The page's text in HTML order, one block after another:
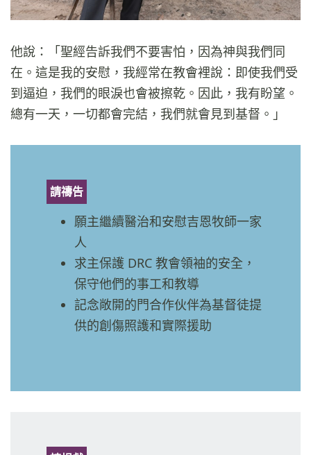
他說：「聖經告訴我們不要害怕，因為神與我們同
在。這是我的安慰，我經常在教會裡說：即使我們受
到逼迫，我們的眼淚也會被擦乾。因此，我有盼望。
總有一天，一切都會完結，我們就會見到基督。」
請禱告
願主繼續醫治和安慰吉恩牧師一家
人
求主保護 DRC 教會領袖的安全，
保守他們的事工和教導
記念敞開的門合作伙伴為基督徒提
供的創傷照護和實際援助